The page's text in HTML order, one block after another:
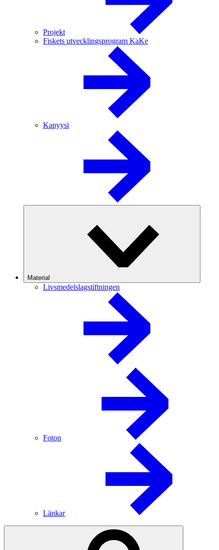
Projekt
Fiskets utvecklingsprogram KaKe
Kapyysi
Material
Livsmedelslagstiftningen
Foton
Länkar